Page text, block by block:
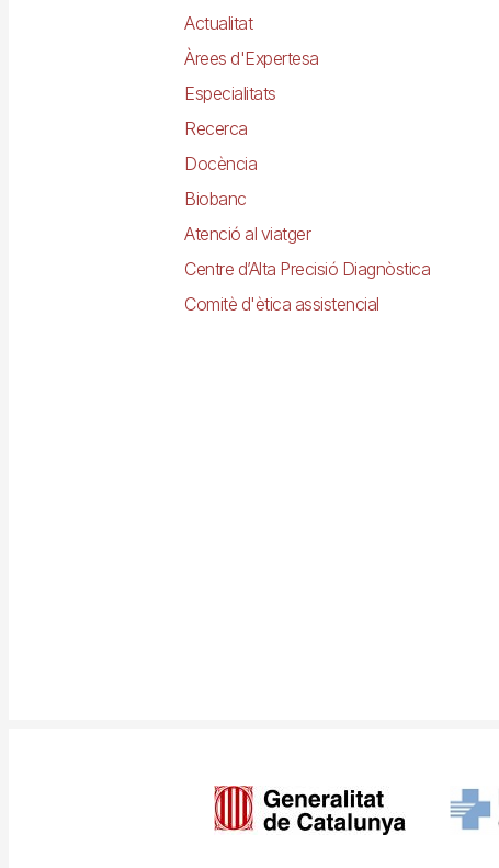
Actualitat
Àrees d'Expertesa
Especialitats
Recerca
Docència
Biobanc
Atenció al viatger
Centre d’Alta Precisió Diagnòstica
Comitè d'ètica assistencial